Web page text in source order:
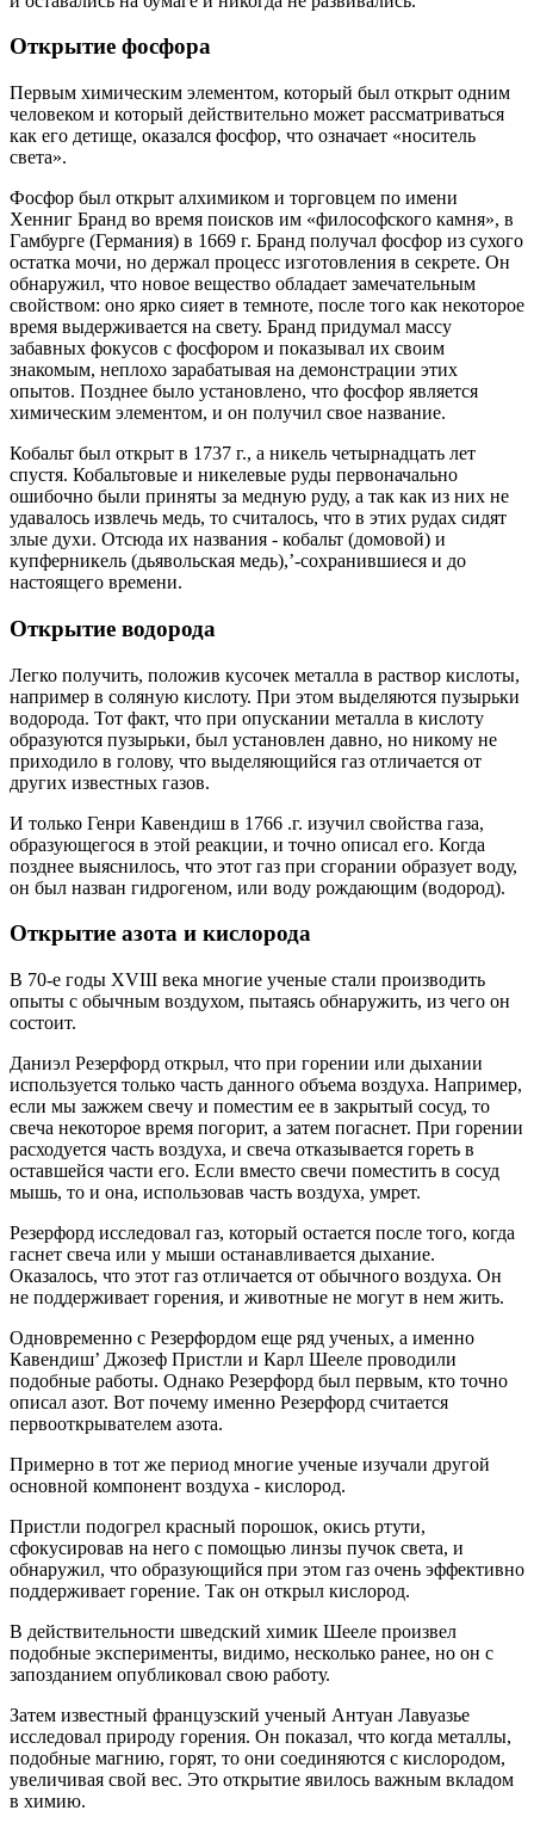
Открытие фосфора
Первым химическим элементом, который был открыт одним
человеком и который действительно может рассматриваться
как его детище, оказался фосфор, что означает «носитель
света».
Фосфор был открыт алхимиком и торговцем по имени
Хенниг Бранд во время поисков им «философского камня», в
Гамбурге (Германия) в 1669 г. Бранд получал фосфор из сухого
остатка мочи, но держал процесс изготовления в секрете. Он
обнаружил, что новое вещество обладает замечательным
свойством: оно ярко сияет в темноте, после того как некоторое
время выдерживается на свету. Бранд придумал массу
забавных фокусов с фосфором и показывал их своим
знакомым, неплохо зарабатывая на демонстрации этих
опытов. Позднее было установлено, что фосфор является
химическим элементом, и он получил свое название.
Кобальт был открыт в 1737 г., а никель четырнадцать лет
спустя. Кобальтовые и никелевые руды первоначально
ошибочно были приняты за медную руду, а так как из них не
удавалось извлечь медь, то считалось, что в этих рудах сидят
злые духи. Отсюда их названия - кобальт (домовой) и
купферникель (дьявольская медь),’-сохранившиеся и до
настоящего времени.
Открытие водорода
Легко получить, положив кусочек металла в раствор кислоты,
например в соляную кислоту. При этом выделяются пузырьки
водорода. Тот факт, что при опускании металла в кислоту
образуются пузырьки, был установлен давно, но никому не
приходило в голову, что выделяющийся газ отличается от
других известных газов.
И только Генри Кавендиш в 1766 .г. изучил свойства газа,
образующегося в этой реакции, и точно описал его. Когда
позднее выяснилось, что этот газ при сгорании образует воду,
он был назван гидрогеном, или воду рождающим (водород).
Открытие азота и кислорода
В 70-е годы XVIII века многие ученые стали производить
опыты с обычным воздухом, пытаясь обнаружить, из чего он
состоит.
Даниэл Резерфорд открыл, что при горении или дыхании
используется только часть данного объема воздуха. Например,
если мы зажжем свечу и поместим ее в закрытый сосуд, то
свеча некоторое время погорит, а затем погаснет. При горении
расходуется часть воздуха, и свеча отказывается гореть в
оставшейся части его. Если вместо свечи поместить в сосуд
мышь, то и она, использовав часть воздуха, умрет.
Резерфорд исследовал газ, который остается после того, когда
гаснет свеча или у мыши останавливается дыхание.
Оказалось, что этот газ отличается от обычного воздуха. Он
не поддерживает горения, и животные не могут в нем жить.
Одновременно с Резерфордом еще ряд ученых, а именно
Кавендиш’ Джозеф Пристли и Карл Шееле проводили
подобные работы. Однако Резерфорд был первым, кто точно
описал азот. Вот почему именно Резерфорд считается
первооткрывателем азота.
Примерно в тот же период многие ученые изучали другой
основной компонент воздуха - кислород.
Пристли подогрел красный порошок, окись ртути,
сфокусировав на него с помощью линзы пучок света, и
обнаружил, что образующийся при этом газ очень эффективно
поддерживает горение. Так он открыл кислород.
В действительности шведский химик Шееле произвел
подобные эксперименты, видимо, несколько ранее, но он с
запозданием опубликовал свою работу.
Затем известный французский ученый Антуан Лавуазье
исследовал природу горения. Он показал, что когда металлы,
подобные магнию, горят, то они соединяются с кислородом,
увеличивая свой вес. Это открытие явилось важным вкладом
в химию.